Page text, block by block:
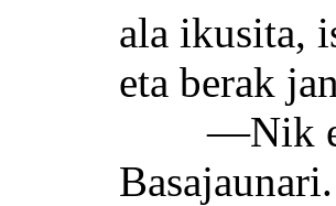
ala ikusita,
eta berak
—Nik ere
Basajaunari.